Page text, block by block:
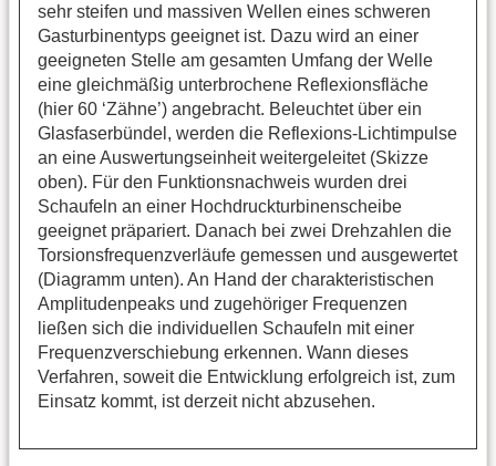
sehr steifen und massiven Wellen eines schweren
Gasturbinentyps geeignet ist. Dazu wird an einer
geeigneten Stelle am gesamten Umfang der Welle
eine gleichmäßig unterbrochene Reflexionsfläche
(hier 60 ‘Zähne’) angebracht. Beleuchtet über ein
Glasfaserbündel, werden die Reflexions-Lichtimpulse
an eine Auswertungseinheit weitergeleitet (Skizze
oben). Für den Funktionsnachweis wurden drei
Schaufeln an einer Hochdruckturbinenscheibe
geeignet präpariert. Danach bei zwei Drehzahlen die
Torsionsfrequenzverläufe gemessen und ausgewertet
(Diagramm unten). An Hand der charakteristischen
Amplitudenpeaks und zugehöriger Frequenzen
ließen sich die individuellen Schaufeln mit einer
Frequenzverschiebung erkennen. Wann dieses
Verfahren, soweit die Entwicklung erfolgreich ist, zum
Einsatz kommt, ist derzeit nicht abzusehen.